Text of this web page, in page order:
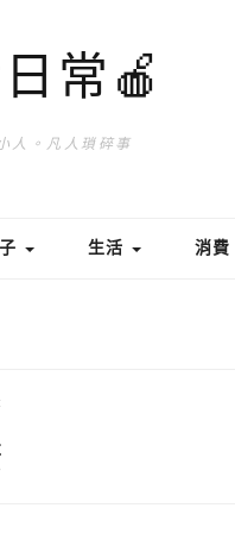
常🍎
人。凡人瑣碎事
生活 消費